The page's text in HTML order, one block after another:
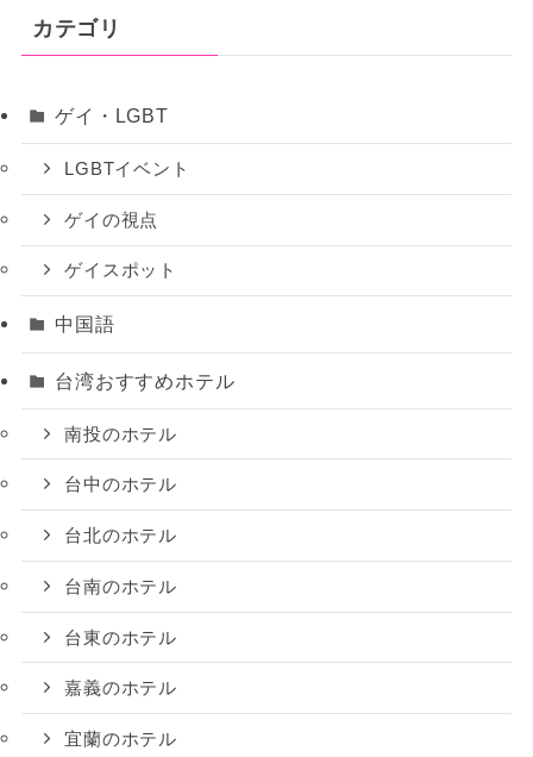
カテゴリ
ゲイ・LGBT
LGBTイベント
ゲイの視点
ゲイスポット
中国語
台湾おすすめホテル
南投のホテル
台中のホテル
台北のホテル
台南のホテル
台東のホテル
嘉義のホテル
宜蘭のホテル